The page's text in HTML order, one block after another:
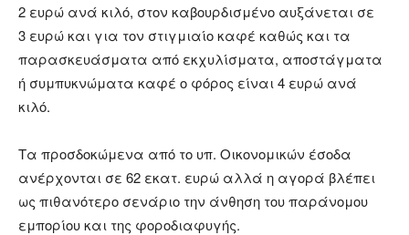
2 ευρώ ανά κιλό, στον καβουρδισμένο αυξάνεται σε
3 ευρώ και για τον στιγμιαίο καφέ καθώς και τα
παρασκευάσματα από εκχυλίσματα, αποστάγματα
ή συμπυκνώματα καφέ ο φόρος είναι 4 ευρώ ανά
κιλό.
Τα προσδοκώμενα από το υπ. Οικονομικών έσοδα
ανέρχονται σε 62 εκατ. ευρώ αλλά η αγορά βλέπει
ως πιθανότερο σενάριο την άνθηση του παράνομου
εμπορίου και της φοροδιαφυγής.